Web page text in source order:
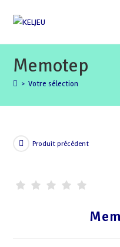
Memotep
> Votre sélection
Produit précédent